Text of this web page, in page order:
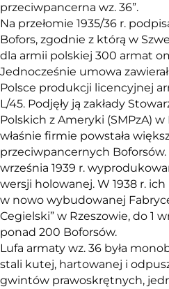
przeciwpancerna wz. 36”.
Na przełomie 1935/36 r.
Bofors, zgodnie z którą w
dla armii polskiej 300 armat
Jednocześnie umowa
Polsce produkcji licencyjnej
L/45. Podjęły ją zakłady
Polskich z Ameryki (SMPzA)
właśnie firmie powstała
przeciwpancernych Boforsów.
września 1939 r.
wersji holowanej. W 1938 r.
w nowo wybudowanej
Cegielski” w Rzeszowie, do 1
ponad 200 Boforsów.
Lufa armaty wz. 36 była
stali kutej, hartowanej i
gwintów prawoskrętnych,